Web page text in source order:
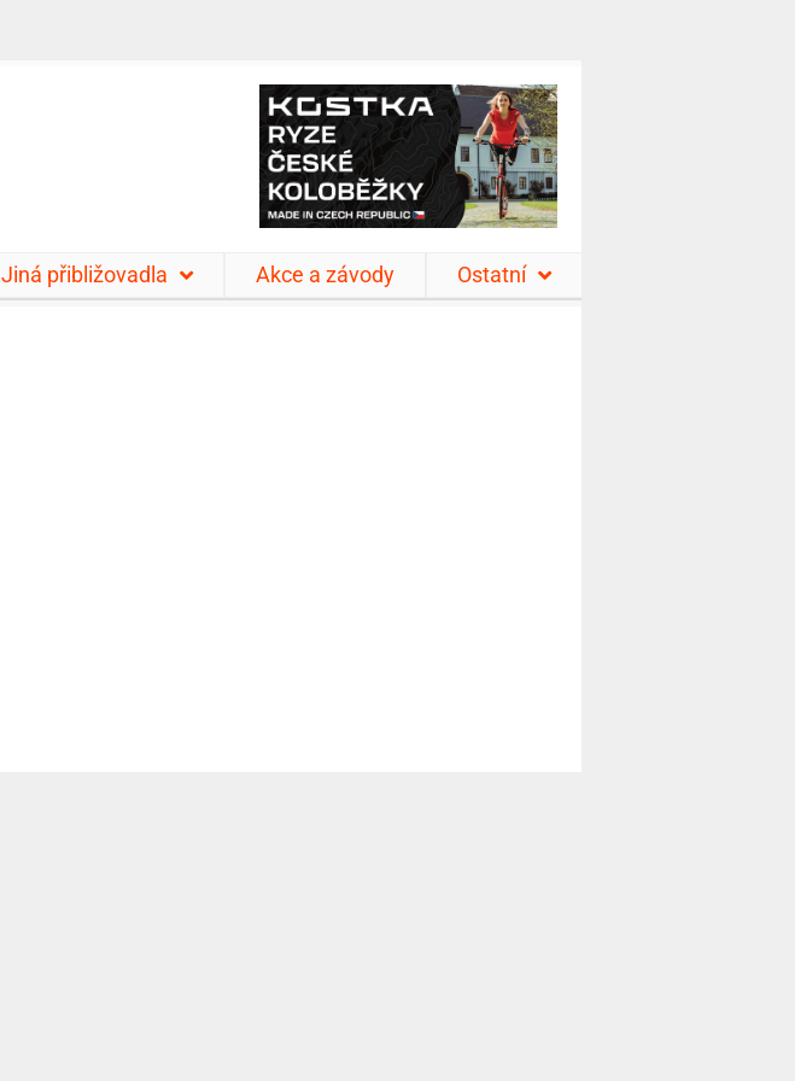
Jiná přibližovadla Akce a závody Ostatní